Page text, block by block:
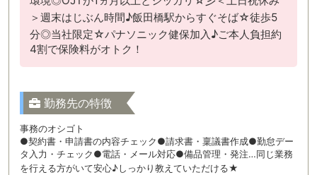
＞週末はじぶん時間♪飯田橋駅からすぐそば☆徒歩5
分◎当社限定☆パナソニック健保加入♪ご本人負担約
4割で保険料がオトク！
勤務先の特徴
事務のオシゴト
●契約書・申請書の内容チェック●請求書・稟議書作成●勤怠デー
タ入力・チェック●電話・メール対応●備品管理・発注…同じ業務
を行える方がいて安心♪しっかり教えていただける★